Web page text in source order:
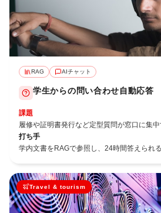
RAG AIチャット
学生からの問い合わせ自動応答
課題
履修や証明書発行など定型質問が窓口に集中
打ち手
学内文書をRAGで参照し、24時間答えられ
Travel & tourism